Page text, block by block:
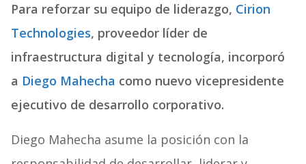
Para reforzar su equipo de liderazgo, Cirion
Technologies, proveedor líder de
infraestructura digital y tecnología, incorporó
a Diego Mahecha como nuevo vicepresidente
ejecutivo de desarrollo corporativo.
Diego Mahecha asume la posición con la